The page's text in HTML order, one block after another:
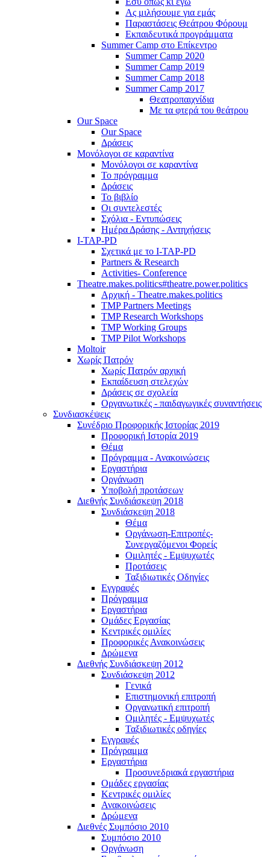
Ας μιλήσουμε για εμάς
Παραστάσεις Θεάτρου Φόρουμ
Εκπαιδευτικά προγράμματα
Summer Camp στο Επίκεντρο
Summer Camp 2020
Summer Camp 2019
Summer Camp 2018
Summer Camp 2017
Θεατροπαιχνίδια
Με τα φτερά του θεάτρου
Our Space
Our Space
Δράσεις
Μονόλογοι σε καραντίνα
Μονόλογοι σε καραντίνα
Το πρόγραμμα
Δράσεις
Το βιβλίο
Οι συντελεστές
Σχόλια - Εντυπώσεις
Ημέρα Δράσης - Αντηχήσεις
I-TAP-PD
Σχετικά με το I-TAP-PD
Partners & Research
Activities- Conference
Theatre.makes.politics#theatre.power.politics
Αρχική - Theatre.makes.politics
TMP Partners Meetings
TMP Research Workshops
TMP Working Groups
TMP Pilot Workshops
Moltoir
Χωρίς Πατρόν
Χωρίς Πατρόν αρχική
Εκπαίδευση στελεχών
Δράσεις σε σχολεία
Οργανωτικές - παιδαγωγικές συναντήσεις
Συνδιασκέψεις
Συνέδριο Προφορικής Ιστορίας 2019
Προφορική Ιστορία 2019
Θέμα
Πρόγραμμα - Ανακοινώσεις
Εργαστήρια
Οργάνωση
Υποβολή προτάσεων
Διεθνής Συνδιάσκεψη 2018
Συνδιάσκεψη 2018
Θέμα
Οργάνωση-Επιτροπές-
Συνεργαζόμενοι Φορείς
Ομιλητές - Εμψυχωτές
Προτάσεις
Ταξιδιωτικές Οδηγίες
Εγγραφές
Πρόγραμμα
Εργαστήρια
Ομάδες Εργασίας
Κεντρικές ομιλίες
Προφορικές Ανακοινώσεις
Δρώμενα
Διεθνής Συνδιάσκεψη 2012
Συνδιάσκεψη 2012
Γενικά
Επιστημονική επιτροπή
Οργανωτική επιτροπή
Ομιλητές - Εμψυχωτές
Ταξιδιωτικές οδηγίες
Εγγραφές
Πρόγραμμα
Εργαστήρια
Προσυνεδριακά εργαστήρια
Ομάδες εργασίας
Κεντρικές ομιλίες
Ανακοινώσεις
Δρώμενα
Διεθνές Συμπόσιο 2010
Συμπόσιο 2010
Οργάνωση